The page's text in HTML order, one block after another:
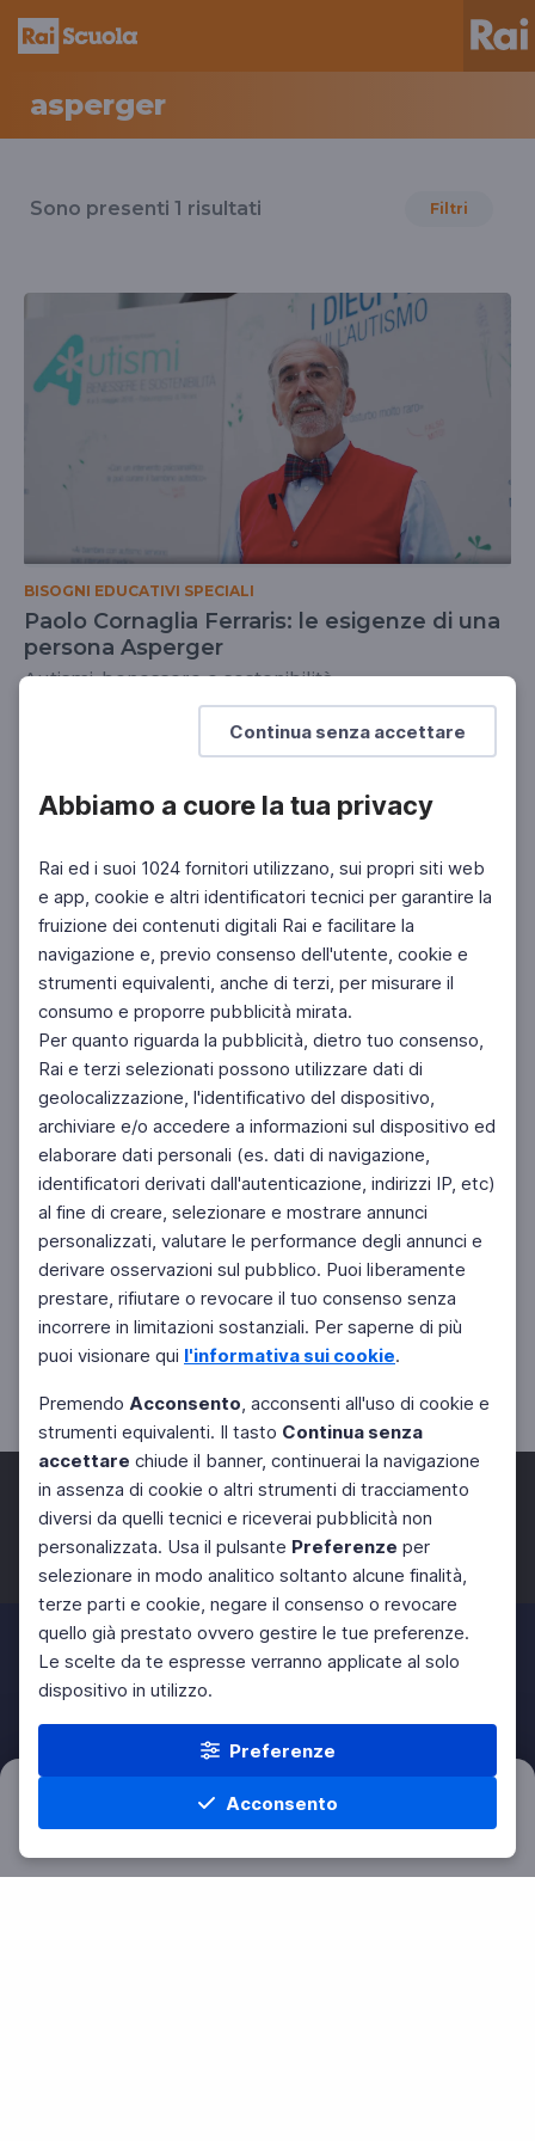
Continua senza accettare
Abbiamo a cuore la tua privacy
Rai ed i suoi 1024 fornitori utilizzano, sui propri siti web
e app, cookie e altri identificatori tecnici per garantire la
fruizione dei contenuti digitali Rai e facilitare la
navigazione e, previo consenso dell'utente, cookie e
strumenti equivalenti, anche di terzi, per misurare il
consumo e proporre pubblicità mirata.
Per quanto riguarda la pubblicità, dietro tuo consenso,
Rai e terzi selezionati possono utilizzare dati di
geolocalizzazione, l'identificativo del dispositivo,
archiviare e/o accedere a informazioni sul dispositivo ed
elaborare dati personali (es. dati di navigazione,
identificatori derivati dall'autenticazione, indirizzi IP, etc)
al fine di creare, selezionare e mostrare annunci
personalizzati, valutare le performance degli annunci e
derivare osservazioni sul pubblico. Puoi liberamente
prestare, rifiutare o revocare il tuo consenso senza
incorrere in limitazioni sostanziali. Per saperne di più
puoi visionare qui l'informativa sui cookie.
Premendo Acconsento, acconsenti all'uso di cookie e
strumenti equivalenti. Il tasto Continua senza
accettare chiude il banner, continuerai la navigazione
in assenza di cookie o altri strumenti di tracciamento
diversi da quelli tecnici e riceverai pubblicità non
personalizzata. Usa il pulsante Preferenze per
selezionare in modo analitico soltanto alcune finalità,
terze parti e cookie, negare il consenso o revocare
quello già prestato ovvero gestire le tue preferenze.
Le scelte da te espresse verranno applicate al solo
dispositivo in utilizzo.
Preferenze
Acconsento
Home Materie Cerca Menu
asperger
il
asperger
Sono presenti 1 risultati Filtri
BISOGNI EDUCATIVI SPECIALI
Paolo Cornaglia Ferraris: le esigenze di una
persona Asperger
Autismi, benessere e sostenibilità
Facebook Twitter Instagram